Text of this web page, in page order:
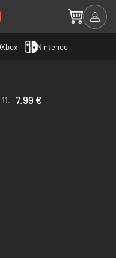
Xbox Nintendo
Overwatch League 11 Loot Boxes - Switch 7.99 €